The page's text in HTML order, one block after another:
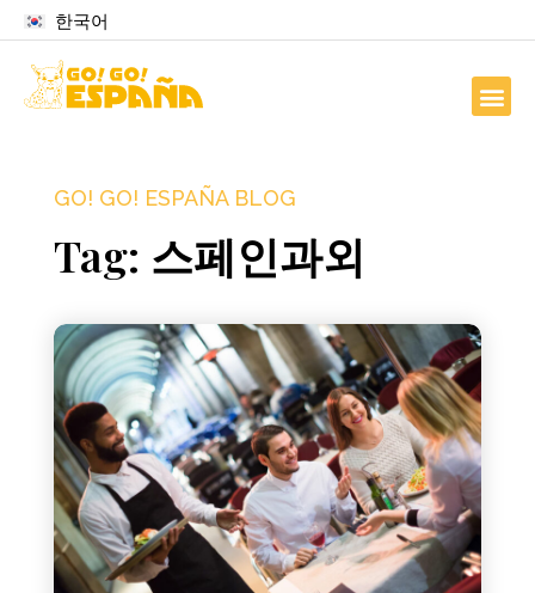
한국어
GO! GO! ESPAÑA BLOG
Tag: 스페인과외